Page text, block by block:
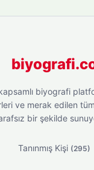
biyografi
ve merak edilen
bir şekilde
Tanınmış Kişi (295)